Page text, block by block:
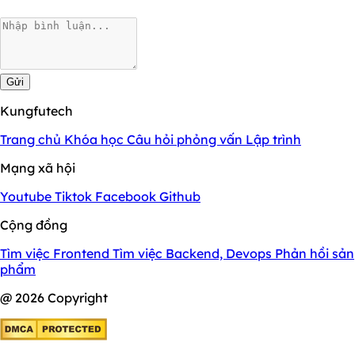
Gửi
Kungfutech
Trang chủ Khóa học Câu hỏi phỏng vấn Lập trình
Mạng xã hội
Youtube Tiktok Facebook Github
Cộng đồng
Tìm việc Frontend Tìm việc Backend, Devops Phản hồi sản
phẩm
@ 2026 Copyright